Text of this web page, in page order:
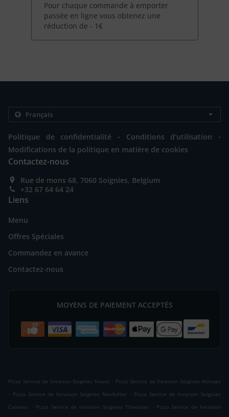
Pour chaque commande à emporter
passée en ligne vous obtenez une
réduction de - 1€
Politique de confidentialité . Conditions d'utilisation .
Modifications de la politique en matière de cookies
Contactez-nous
Rue de mons 68, 7060 Soignies, Belgium
+32 67 64 64 24
Liens
Menu
Offres Spéciales
Commandez en avance
Contactez-nous
MOYENS DE PAIEMENT ACCEPTÉS
Pizza Service de livraison Soignies Naast . Pizza Service de livraison Soignies Horrues
. Pizza Service de livraison Soignies Neufvilles . Pizza Service de livraison Soignies
Casteau
. Pizza Service de livraison Soignies Thieusies . Pizza Service de livraison